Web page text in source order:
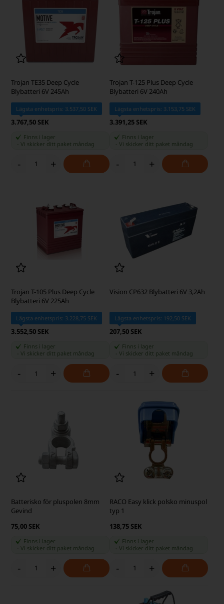
Trojan TE35 Deep Cycle
Blybatteri 6V 245Ah
Lägsta enhetspris: 3.537,50 SEK
3.767,50 SEK
Finns i lager
-Vi skicker ditt paket måndag
- +
Trojan T-125 Plus Deep Cycle
Blybatteri 6V 240Ah
Lägsta enhetspris: 3.153,75 SEK
3.391,25 SEK
Finns i lager
Vi skicker ditt paket måndag
- +
Trojan T-105 Plus Deep Cycle
Blybatteri 6V 225Ah
Lägsta enhetspris: 3.228,75 SEK
3.552,50 SEK
Finns i lager
-Vi skicker ditt paket måndag
- +
Vision CP632 Blybatteri 6V 3,2Ah
Lägsta enhetspris: 192,50 SEK
207,50 SEK
Finns i lager
Vi skicker ditt paket måndag
- +
Batterisko för pluspolen 8mm
Gevind
75,00 SEK
Finns i lager
-Vi skicker ditt paket måndag
- +
RACO Easy klick polsko minuspol
typ 1
138,75 SEK
Finns i lager
Vi skicker ditt paket måndag
- +